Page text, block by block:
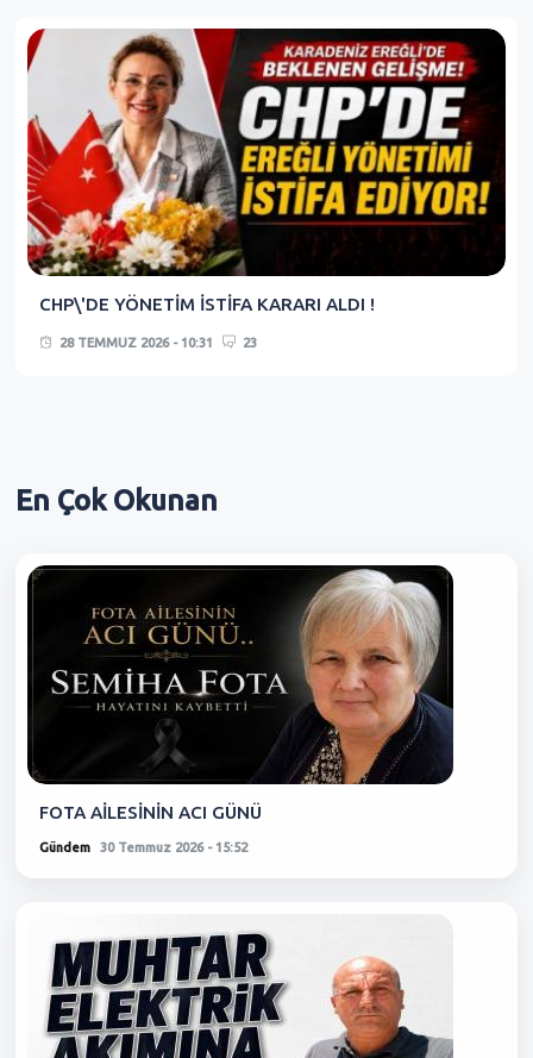
CHP\'DE YÖNETİM İSTİFA KARARI ALDI !
28 TEMMUZ 2026 - 10:31 23
En ÇokOkunan
FOTA AİLESİNİN ACI GÜNÜ
Gündem 30 Temmuz 2026 - 15:52